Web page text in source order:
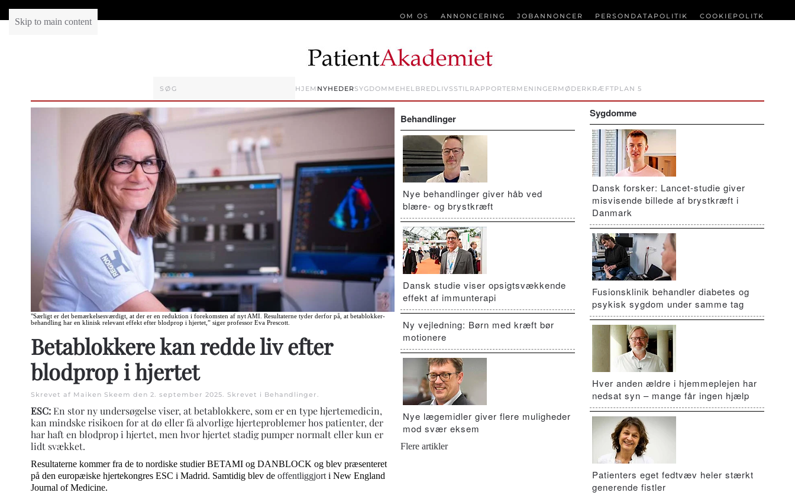
Skip to main content
OM OS ANNONCERING JOBANNONCER PERSONDATAPOLITIK COOKIEPOLITK
HJEM NYHEDERSYGDOMMEHELBREDLIVSSTILRAPPORTER MENINGER MØDER KRÆFTPLAN 5
"Særligt er det bemærkelsesværdigt, at der er en reduktion i forekomsten af nyt AMI. Resultaterne tyder derfor på, at betablokker-
behandling har en klinisk relevant effekt efter blodprop i hjertet,” siger professor Eva Prescott.
Betablokkere kan redde liv efter
blodprop i hjertet
Skrevet af Maiken Skeem den 2. september 2025 . Skrevet i Behandlinger
ESC: En stor ny undersøgelse viser, at betablokkere, som er en type hjertemedicin,
kan mindske risikoen for at dø eller få alvorlige hjerteproblemer hos patienter, der
har haft en blodprop i hjertet, men hvor hjertet stadig pumper normalt eller kun er
lidt svækket.
Resultaterne kommer fra de to nordiske studier BETAMI og DANBLOCK og blev præsenteret
på den europæiske hjertekongres ESC i Madrid. Samtidig blev de offentliggjort i New England
Journal of Medicine.
Behandlinger
Nye behandlinger giver håb ved
blære- og brystkræft
Dansk studie viser opsigtsvækkende
effekt af immunterapi
Ny vejledning: Børn med kræft bør
motionere
Nye lægemidler giver flere muligheder
mod svær eksem
Flere artikler
Sygdomme
Dansk forsker: Lancet-studie giver
misvisende billede af brystkræft i
Danmark
Fusionsklinik behandler diabetes og
psykisk sygdom under samme tag
Hver anden ældre i hjemmeplejen har
nedsat syn – mange får ingen hjælp
Patienters eget fedtvæv heler stærkt
generende fistler